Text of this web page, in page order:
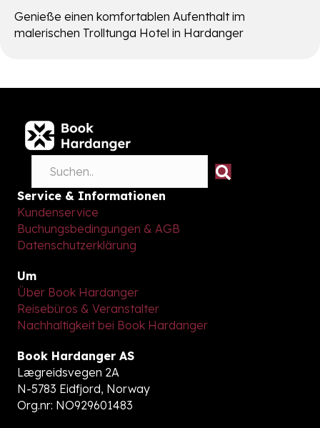
Genieße einen komfortablen Aufenthalt im
malerischen Trolltunga Hotel in Hardanger
Service & Informationen
Kundenservice
Buchungsbedingungen & AGB
Datenschutzerklärung
Um
Über Book Hardanger
Reisebüros & Veranstalter
Nachhaltigkeit bei Book Hardanger
Book Hardanger AS
Lægreidsvegen 2A
N-5783 Eidfjord, Norway
Org.nr: NO929601483